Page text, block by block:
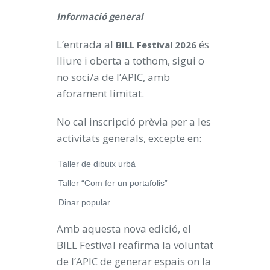
Informació general
L’entrada al BILL Festival 2026 és
lliure i oberta a tothom, sigui o
no soci/a de l’APIC, amb
aforament limitat.
No cal inscripció prèvia per a les
activitats generals, excepte en:
Taller de dibuix urbà
Taller “Com fer un portafolis”
Dinar popular
Amb aquesta nova edició, el
BILL Festival reafirma la voluntat
de l’APIC de generar espais on la